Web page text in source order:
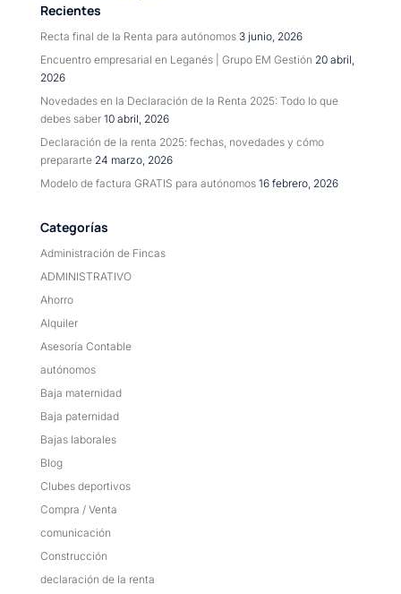
Recientes
Recta final de la Renta para autónomos 3 junio, 2026
Encuentro empresarial en Leganés | Grupo EM Gestión 20 abril,
2026
Novedades en la Declaración de la Renta 2025: Todo lo que
debes saber 10 abril, 2026
Declaración de la renta 2025: fechas, novedades y cómo
prepararte 24 marzo, 2026
Modelo de factura GRATIS para autónomos 16 febrero, 2026
Categorías
Administración de Fincas
ADMINISTRATIVO
Ahorro
Alquiler
Asesoría Contable
autónomos
Baja maternidad
Baja paternidad
Bajas laborales
Blog
Clubes deportivos
Compra / Venta
comunicación
Construcción
declaración de la renta